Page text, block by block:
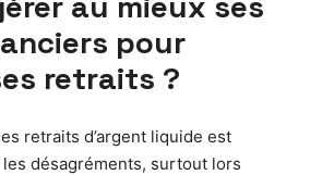
pour
retraits ?
retraits d’argent liquide est
désagréments, surtout lors